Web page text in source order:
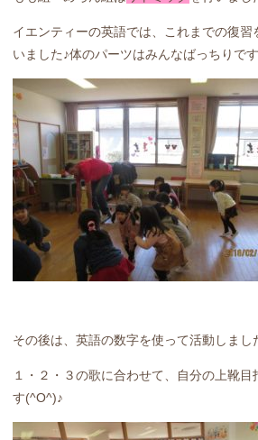
イエンティーの英語では、これまでの復
いました♪体のパーツはみんなばっちりです
その後は、英語の数字を使って活動しまし
１・２・３の歌に合わせて、自分の上靴
す(^O^)♪